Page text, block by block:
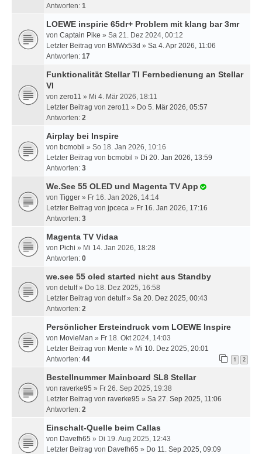
Antworten: 1
LOEWE inspirie 65dr+ Problem mit klang bar 3mr
von Captain Pike » Sa 21. Dez 2024, 00:12
Letzter Beitrag von BMWx53d » Sa 4. Apr 2026, 11:06
Antworten: 17
Funktionalität Stellar TI Fernbedienung an Stellar
VI
von zero11 » Mi 4. Mär 2026, 18:11
Letzter Beitrag von zero11 » Do 5. Mär 2026, 05:57
Antworten: 2
Airplay bei Inspire
von bcmobil » So 18. Jan 2026, 10:16
Letzter Beitrag von bcmobil » Di 20. Jan 2026, 13:59
Antworten: 3
We.See 55 OLED und Magenta TV App
von Tigger » Fr 16. Jan 2026, 14:14
Letzter Beitrag von jpceca » Fr 16. Jan 2026, 17:16
Antworten: 3
Magenta TV Vidaa
von Pichi » Mi 14. Jan 2026, 18:28
Antworten: 0
we.see 55 oled started nicht aus Standby
von detulf» Do 18. Dez 2025, 16:58
Letzter Beitrag von detulf» Sa 20. Dez 2025, 00:43
Antworten: 2
Persönlicher Ersteindruck vom LOEWE Inspire
von MovieMan » Fr 18. Okt 2024, 14:03
Letzter Beitrag von Mente » Mi 10. Dez 2025, 20:01
Antworten: 44 1 2
Bestellnummer Mainboard SL8 Stellar
von raverke95 » Fr 26. Sep 2025, 19:38
Letzter Beitrag von raverke95 » Sa 27. Sep 2025, 11:06
Antworten: 2
Einschalt-Quelle beim Callas
von Davefh65 » Di 19. Aug 2025, 12:43
Letzter Beitrag von Davefh65 » Do 11. Sep 2025, 09:09